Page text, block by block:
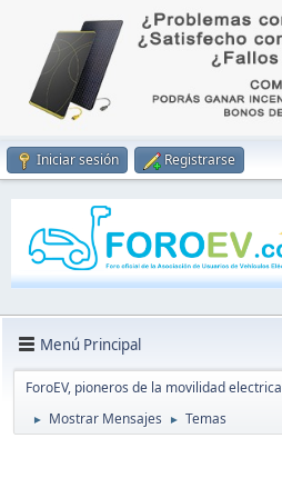
Iniciar sesión Registrarse
Menú Principal
ForoEV, pioneros de la movilidad electrica
► Mostrar Mensajes ► Temas